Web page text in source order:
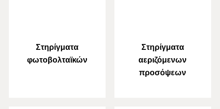
Στηρίγματα
φωτοβολταϊκών
Στηρίγματα
αεριζόμενων
προσόψεων